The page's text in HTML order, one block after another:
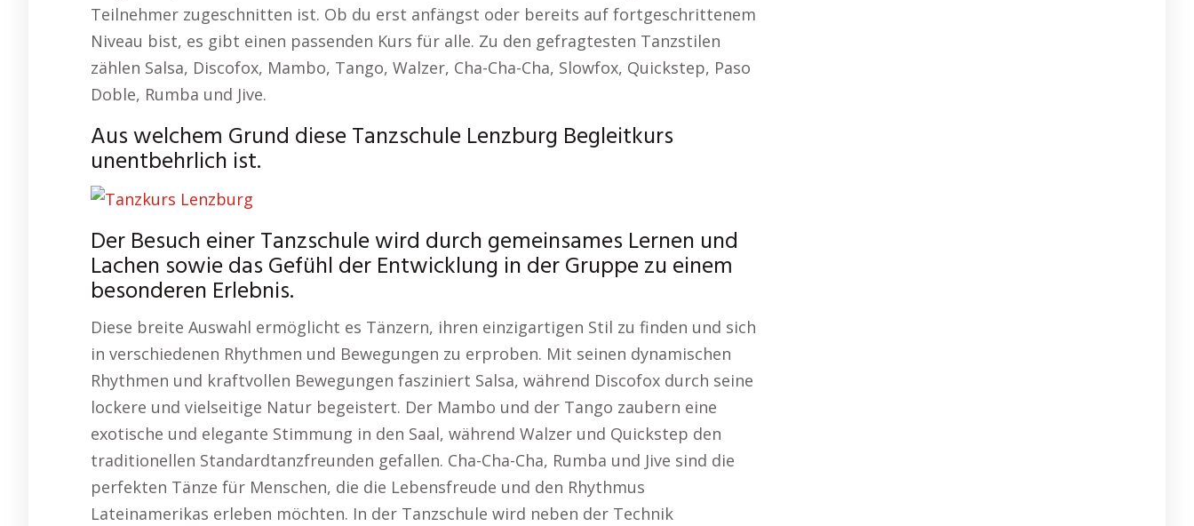
Teilnehmer zugeschnitten ist. Ob du erst anfängst oder bereits auf fortgeschrittenem
Niveau bist, es gibt einen passenden Kurs für alle. Zu den gefragtesten Tanzstilen
zählen Salsa, Discofox, Mambo, Tango, Walzer, Cha-Cha-Cha, Slowfox, Quickstep, Paso
Doble, Rumba und Jive.
Aus welchem Grund diese Tanzschule Lenzburg Begleitkurs
unentbehrlich ist.
Der Besuch einer Tanzschule wird durch gemeinsames Lernen und
Lachen sowie das Gefühl der Entwicklung in der Gruppe zu einem
besonderen Erlebnis.
Diese breite Auswahl ermöglicht es Tänzern, ihren einzigartigen Stil zu finden und sich
in verschiedenen Rhythmen und Bewegungen zu erproben. Mit seinen dynamischen
Rhythmen und kraftvollen Bewegungen fasziniert Salsa, während Discofox durch seine
lockere und vielseitige Natur begeistert. Der Mambo und der Tango zaubern eine
exotische und elegante Stimmung in den Saal, während Walzer und Quickstep den
traditionellen Standardtanzfreunden gefallen. Cha-Cha-Cha, Rumba und Jive sind die
perfekten Tänze für Menschen, die die Lebensfreude und den Rhythmus
Lateinamerikas erleben möchten. In der Tanzschule wird neben der Technik